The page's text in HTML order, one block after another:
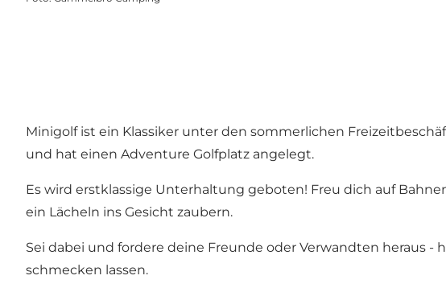
Minigolf ist ein Klassiker unter den sommerlichen
und hat einen Adventure Golfplatz angelegt.
Es wird erstklassige Unterhaltung geboten! Freu dich auf
ein Lächeln ins Gesicht zaubern.
Sei dabei und fordere deine Freunde oder Verwandten heraus
schmecken lassen.